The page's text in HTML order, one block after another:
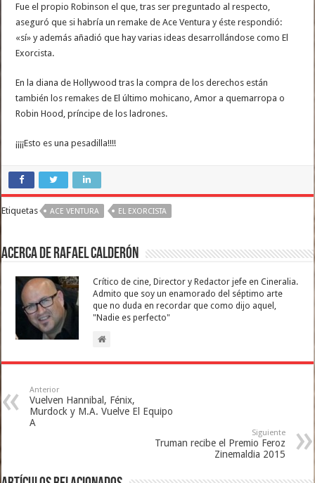
Fue el propio Robinson el que, tras ser preguntado al respecto,
aseguró que si habría un remake de Ace Ventura y éste respondió:
«sí» y además añadió que hay varias ideas desarrollándose como El
Exorcista.
En la diana de Hollywood tras la compra de los derechos están
también los remakes de El último mohicano, Amor a quemarropa o
Robin Hood, príncipe de los ladrones.
¡¡¡¡Esto es una pesadilla!!!!
Etiquetas ACE VENTURA EL EXORCISTA
Acerca de Rafael Calderón
Crítico de cine, Director y Redactor jefe en Cineralia.
Admito que soy un enamorado del séptimo arte
que no duda en recordar que como dijo aquel,
"Nadie es perfecto"
Anterior
Vuelven Hannibal, Fénix,
Murdock y M.A. Vuelve El Equipo
A
Siguiente
Truman recibe el Premio Feroz
Zinemaldia 2015